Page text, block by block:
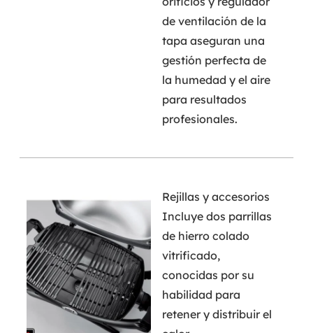
de ventilación de la
tapa aseguran una
gestión perfecta de
la humedad y el aire
para resultados
profesionales.
Rejillas y accesorios
Incluye dos parrillas
de hierro colado
vitrificado,
conocidas por su
habilidad para
retener y distribuir el